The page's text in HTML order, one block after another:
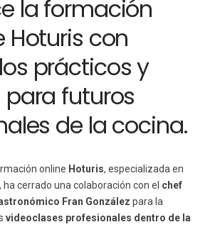
la formación
Hoturis con
prácticos y
futuros
de la cocina.
online Hoturis, especializada en
cerrado una colaboración con el chef
Fran González para la
videoclases profesionales dentro de la